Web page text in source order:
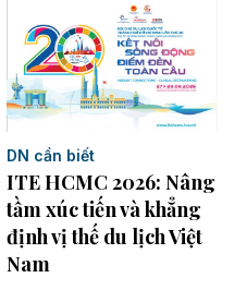
DN cần biết
ITE HCMC 2026: Nâng
tầm xúc tiến và khẳng
định vị thế du lịch Việt
Nam